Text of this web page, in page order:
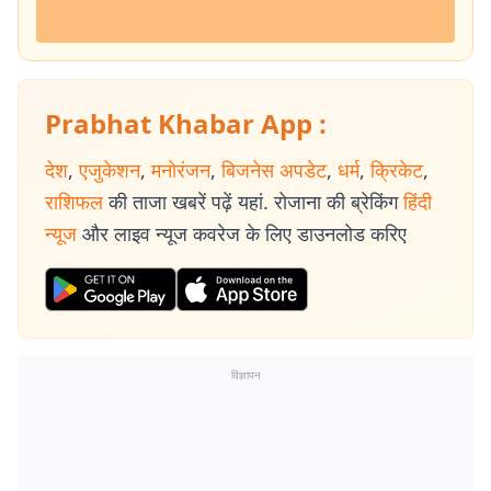
Prabhat Khabar App :
देश, एजुकेशन, मनोरंजन, बिजनेस अपडेट, धर्म, क्रिकेट,
राशिफल की ताजा खबरें पढ़ें यहां. रोजाना की ब्रेकिंग हिंदी
न्यूज और लाइव न्यूज कवरेज के लिए डाउनलोड करिए
विज्ञापन